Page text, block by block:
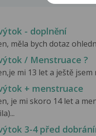
- doplnění
měla bych dotaz
/ Menstruace ?
mi 13 let a ještě
+ menstruace
je mi skoro 14 let a
3-4 před